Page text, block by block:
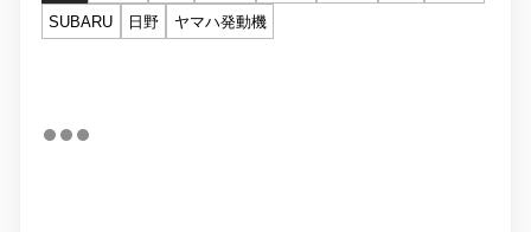
SUBARU
日野 ヤマハ発動機